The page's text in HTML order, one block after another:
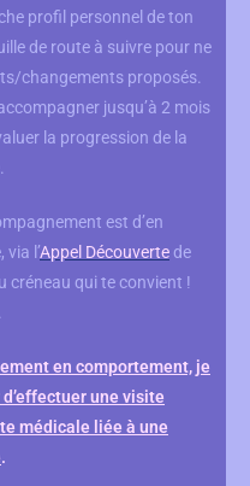
profil personnel de ton
de route à suivre pour ne
changements proposés.
jusqu’à 2 mois
la progression de la
est d’en
l’Appel Découverte de
créneau qui te convient !
en comportement, je
une visite
médicale liée à une
.